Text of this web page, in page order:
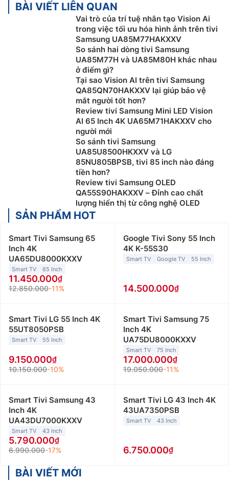
BÀI VIẾT LIÊN QUAN
Vai trò của trí tuệ nhân tạo Vision Ai
trong việc tối ưu hóa hình ảnh trên tivi
Samsung UA85M77HAKXXV
So sánh hai dòng tivi Samsung
UA85M77H và UA85M80H khác nhau
ở điểm gì?
Tại sao Vision AI trên tivi Samsung
QA85QN70HAKXXV lại giúp bảo vệ
mắt người tốt hơn?
Review tivi Samsung Mini LED Vision
AI 65 Inch 4K UA65M71HAKXXV cho
người mới
So sánh tivi Samsung
UA85U8500HKXXV và LG
85NU805BPSB, tivi 85 inch nào đáng
tiền hơn?
Review tivi Samsung OLED
QA55S90HAKXXV – Đỉnh cao chất
lượng hiển thị từ công nghệ OLED
SẢN PHẨM HOT
Smart Tivi Samsung 65
Inch 4K
UA65DU8000KXXV
Smart TV 65 Inch
11.450.000
12.850.000-11%
Google Tivi Sony 55 Inch
4K K-55S30
Smart TV Google TV 55 Inch
14.500.000
Smart Tivi LG 55 Inch 4K
55UT8050PSB
Smart TV 55 Inch
9.150.000
10.150.000-10%
Smart Tivi Samsung 75
Inch 4K
UA75DU8000KXXV
Smart TV 75 Inch
17.000.000
19.050.000-11%
Smart Tivi Samsung 43
Inch 4K
UA43DU7000KXXV
Smart TV 43 Inch
5.790.000
6.990.000-17%
Smart Tivi LG 43 Inch 4K
43UA7350PSB
Smart TV 43 Inch
6.750.000
BÀI VIẾT MỚI